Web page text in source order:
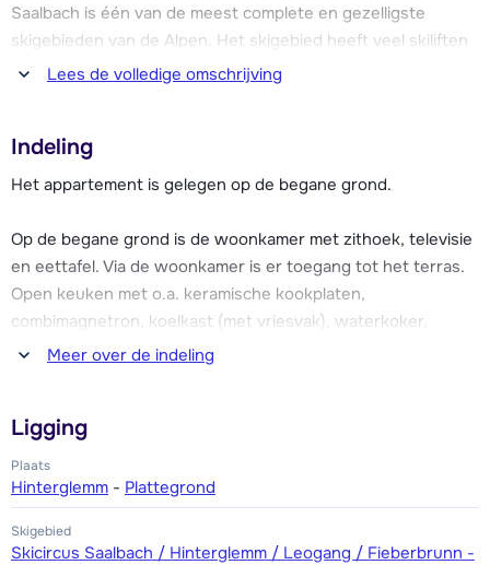
Saalbach is één van de meest complete en gezelligste
skigebieden van de Alpen. Het skigebied heeft veel skiliften
en de afdalingen zijn voor ieder niveau toegankelijk. Vanuit
Het levendige centrum van Hinterglemm ligt op ca. 450
restaurants, bars, winkels en après-ski mogelijkheden.
De appartementen van Dreiblick beschikken allemaal over
gratis wifi, toegang tot de gemeenschappelijke skiberging
Lees de volledige omschrijving
Indeling
Het appartement is gelegen op de begane grond.
Op de begane grond is de woonkamer met zithoek, televisie
en eettafel. Via de woonkamer is er toegang tot het terras.
Open keuken met o.a. keramische kookplaten,
combimagnetron, koelkast (met vriesvak), waterkoker,
koffiezetapparaat en een vaatwasser. Slaapkamer met een
In het souterrain zijn twee slaapkamers met een 2-
persoonsbed en een badkamer met douche en toilet.
Appartement Panoramablick heeft twee parkeerplaatsen.
Meer over de indeling
Ligging
Plaats
Hinterglemm - Plattegrond
Skigebied
Skicircus Saalbach / Hinterglemm / Leogang / Fieberbrunn -